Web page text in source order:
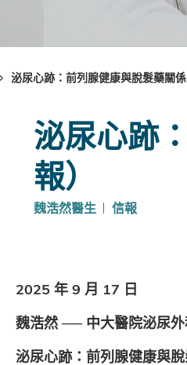
泌尿心跡：前列腺健康與脫髮藥關係
泌尿心跡
報）
魏浩然醫生 信報
2025 年 9 月 17 日
魏浩然 ── 中大醫院泌尿
泌尿心跡：前列腺健康與脫